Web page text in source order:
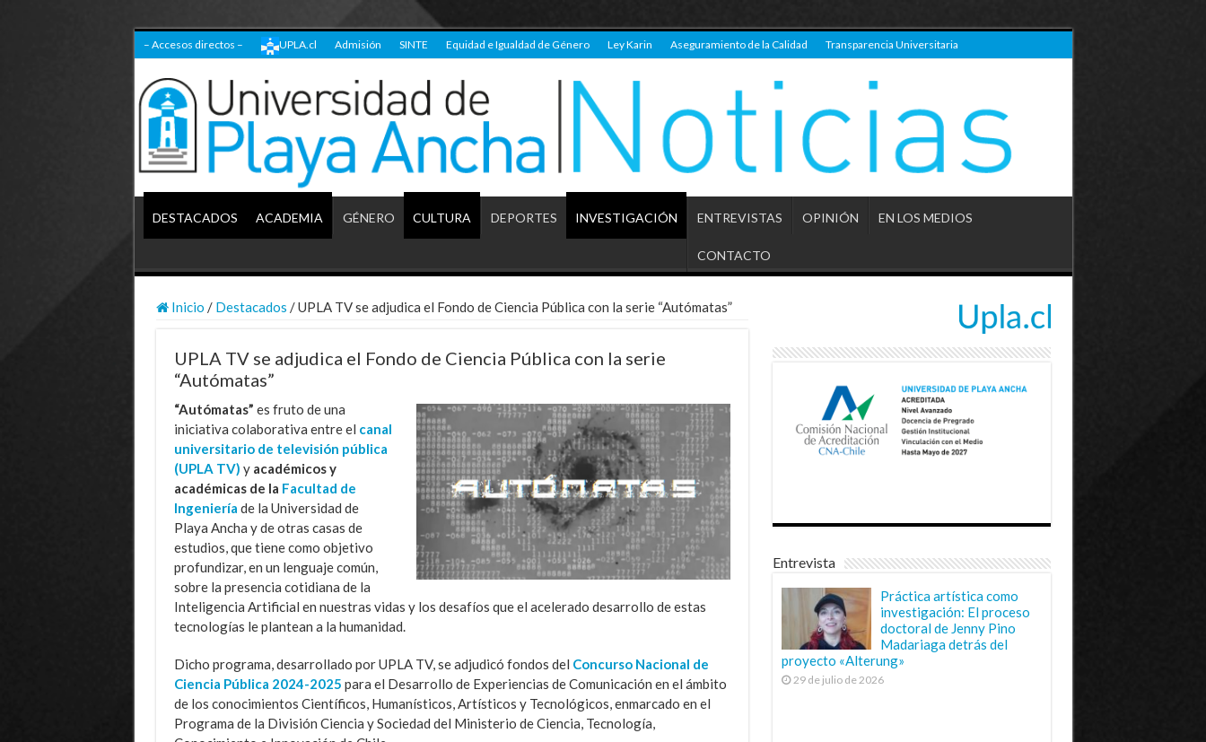
– Accesos directos – UPLA.cl Admisión SINTE Equidad e Igualdad de Género Ley Karin Aseguramiento de la Calidad Transparencia Universitaria
DESTACADOS ACADEMIA GÉNERO CULTURA DEPORTES INVESTIGACIÓN ENTREVISTAS OPINIÓN EN LOS MEDIOS
CONTACTO
Inicio / Destacados /UPLA TV se adjudica el Fondo de Ciencia Pública con la serie “Autómatas”
UPLA TV se adjudica el Fondo de Ciencia Pública con la serie
“Autómatas”
“Autómatas” es fruto de una
iniciativa colaborativa entre el canal
universitario de televisión pública
(UPLA TV) y académicos y
académicas de la Facultad de
Ingeniería de la Universidad de
Playa Ancha y de otras casas de
estudios, que tiene como objetivo
profundizar, en un lenguaje común,
sobre la presencia cotidiana de la
Inteligencia Artificial en nuestras vidas y los desafíos que el acelerado desarrollo de estas
tecnologías le plantean a la humanidad.
Dicho programa, desarrollado por UPLA TV, se adjudicó fondos del Concurso Nacional de
Ciencia Pública 2024-2025 para el Desarrollo de Experiencias de Comunicación en el ámbito
de los conocimientos Científicos, Humanísticos, Artísticos y Tecnológicos, enmarcado en el
Programa de la División Ciencia y Sociedad del Ministerio de Ciencia, Tecnología,
Entrevista
Práctica artística como
investigación: El proceso
doctoral de Jenny Pino
Madariaga detrás del
proyecto «Alterung»
29 de julio de 2026